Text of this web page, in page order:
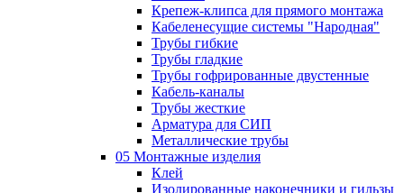
Крепеж-клипса для прямого монтажа
Кабеленесущие системы "Народная"
Трубы гибкие
Трубы гладкие
Трубы гофрированные двустенные
Кабель-каналы
Трубы жесткие
Арматура для СИП
Металлические трубы
05 Монтажные изделия
Клей
Изолированные наконечники и гильзы